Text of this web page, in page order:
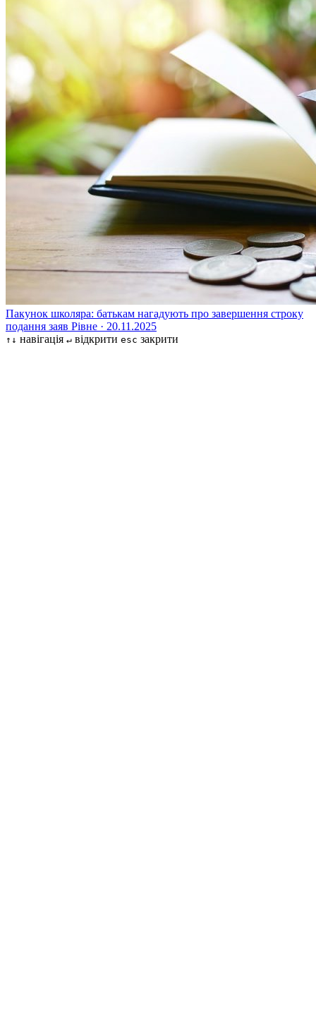
Пакунок школяра: батькам нагадують про завершення строку
подання заяв Рівне · 20.11.2025
↑↓ навігація ↵ відкрити esc закрити